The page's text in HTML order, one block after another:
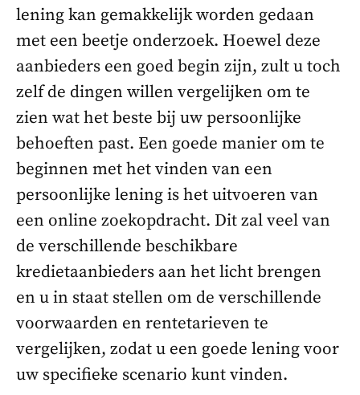
lening kan gemakkelijk worden gedaan
met een beetje onderzoek. Hoewel deze
aanbieders een goed begin zijn, zult u toch
zelf de dingen willen vergelijken om te
zien wat het beste bij uw persoonlijke
behoeften past. Een goede manier om te
beginnen met het vinden van een
persoonlijke lening is het uitvoeren van
een online zoekopdracht. Dit zal veel van
de verschillende beschikbare
kredietaanbieders aan het licht brengen
en u in staat stellen om de verschillende
voorwaarden en rentetarieven te
vergelijken, zodat u een goede lening voor
uw specifieke scenario kunt vinden.